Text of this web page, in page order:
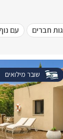
חברים עם נוף
שובר מילואים